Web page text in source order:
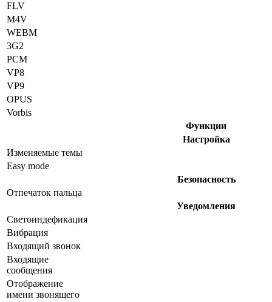
FLV
M4V
WEBM
3G2
PCM
VP8
VP9
OPUS
Vorbis
Функции
Настройка
Изменяемые темы
Easy mode
Безопасность
Отпечаток пальца
Уведомления
Светоиндефикация
Вибрация
Входящий звонок
Входящие
сообщения
Отображение
имени звонящего